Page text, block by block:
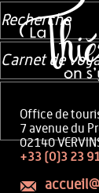
Office de
7 avenue du
02140
+33 (0)3 23
Recherche
Carnet de